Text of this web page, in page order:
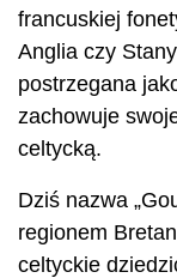
francuskiej
Anglia czy
postrzegana
zachowuje
celtycką.
Dziś nazwa
regionem
celtyckie